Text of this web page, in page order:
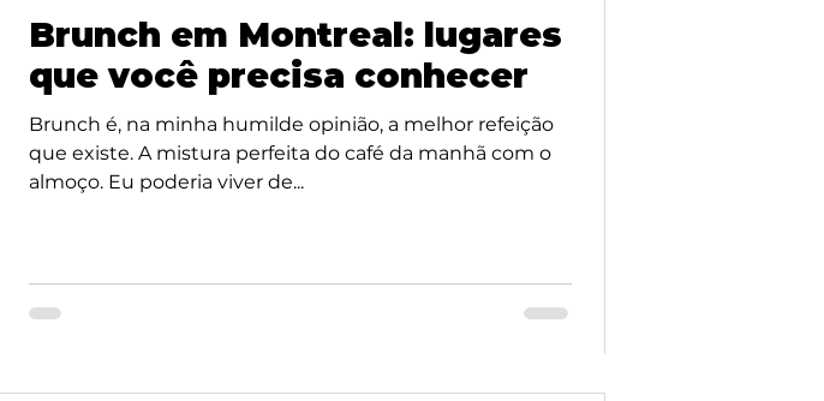
Brunch em Montreal: lugares
que você precisa conhecer
Brunch é, na minha humilde opinião, a melhor refeição
que existe. A mistura perfeita do café da manhã com o
almoço. Eu poderia viver de...